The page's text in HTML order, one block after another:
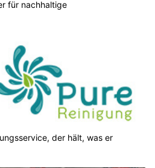
für nachhaltige
der hält, was er